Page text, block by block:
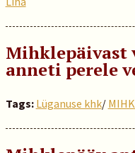
Mihklepäivast
anneti perele
Tags: Lüganuse khk/